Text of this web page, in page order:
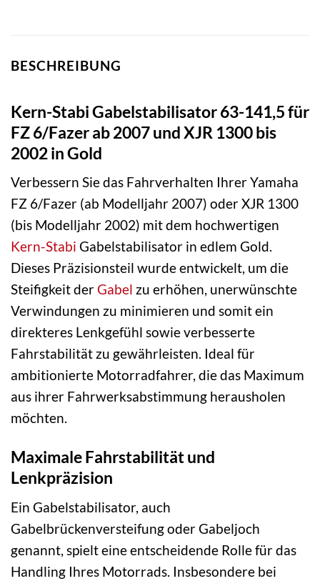
BESCHREIBUNG
Kern-Stabi Gabelstabilisator 63-141,5 für
FZ 6/Fazer ab 2007 und XJR 1300 bis
2002 in Gold
Verbessern Sie das Fahrverhalten Ihrer Yamaha
FZ 6/Fazer (ab Modelljahr 2007) oder XJR 1300
(bis Modelljahr 2002) mit dem hochwertigen
Kern-Stabi Gabelstabilisator in edlem Gold.
Dieses Präzisionsteil wurde entwickelt, um die
Steifigkeit derGabel zu erhöhen, unerwünschte
Verwindungen zu minimieren und somit ein
direkteres Lenkgefühl sowie verbesserte
Fahrstabilität zu gewährleisten. Ideal für
ambitionierte Motorradfahrer, die das Maximum
aus ihrer Fahrwerksabstimmung herausholen
möchten.
Maximale Fahrstabilität und
Lenkpräzision
Ein Gabelstabilisator, auch
Gabelbrückenversteifung oder Gabeljoch
genannt, spielt eine entscheidende Rolle für das
Handling Ihres Motorrads. Insbesondere bei